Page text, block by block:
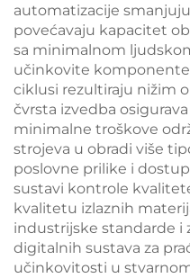
automatizacije
povećavaju kapacitet
sa minimalnom
učinkovite
ciklusi rezultiraju nižim
čvrsta izvedba
minimalne troškove
strojeva u obradi više
poslovne prilike i
sustavi kontrole
kvalitetu izlaznih
industrijske standarde i
digitalnih sustava za
učinkovitosti u